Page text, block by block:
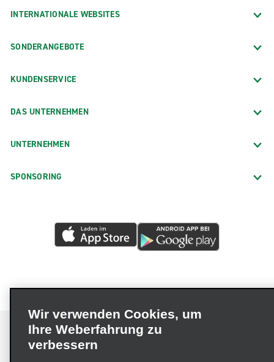
INTERNATIONALE WEBSITES
SONDERANGEBOTE
KUNDENSERVICE
DAS UNTERNEHMEN
UNTERNEHMEN
SPONSORING
Wir verwenden Cookies, um
Ihre Weberfahrung zu
verbessern